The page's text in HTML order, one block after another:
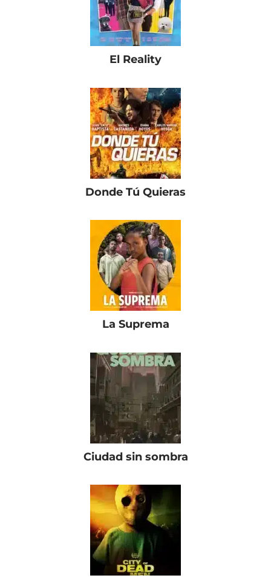
El Reality
Donde Tú Quieras
La Suprema
Ciudad sin sombra